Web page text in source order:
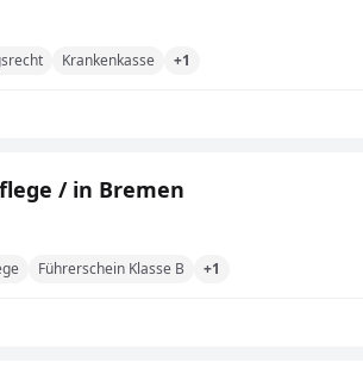
Krankenkasse +1
Pflegefachkraft (m/w/d) /ambulante Pflege / in Bremen
Führerschein Klasse B +1